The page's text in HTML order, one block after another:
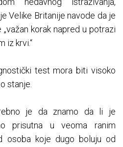
Velike Britanije navode da je
korak napred u potrazi
iz krvi.“
test mora biti visoko
stanje.
je da znamo da li je
prisutna u veoma ranim
osoba koje dugo boluju od